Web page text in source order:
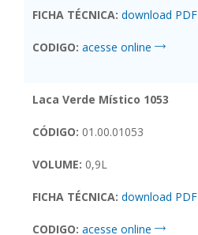
FICHA TÉCNICA: download PDF
CODIGO: acesse online
Laca Verde Místico 1053
CÓDIGO: 01.00.01053
VOLUME: 0,9L
FICHA TÉCNICA: download PDF
CODIGO: acesse online